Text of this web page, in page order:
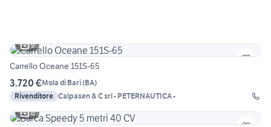
9
Carrello Oceane 151S-65
3.720 €Mola di Bari(BA)
Rivenditore Calpasen & C srl - PETERNAUTICA -
6